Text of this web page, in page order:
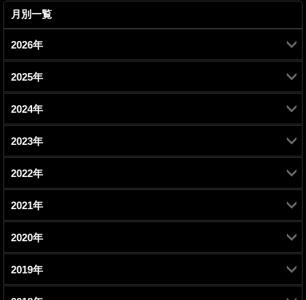
月別一覧
2026年
2月 (1)
2025年
7月 (1)
2024年
7月 (1)
2023年
10月 (1)
7月 (1)
3月 (1)
2月 (1)
2022年
11月 (1)
9月 (1)
5月 (1)
2021年
12月 (1)
10月 (1)
2020年
11月 (1)
2019年